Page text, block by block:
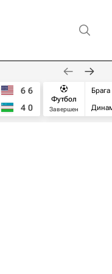
6 6
4 0
Футбол
Завершен
Брага